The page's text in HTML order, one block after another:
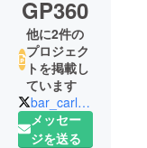
GP360
他に2件の
プロジェク
トを掲載し
ています
bar_carlova
メッセー
ジを送る